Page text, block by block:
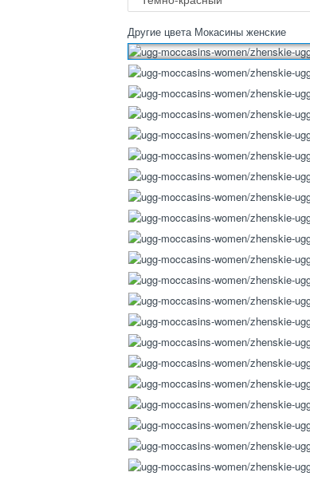
Другие цвета Мокасины женские